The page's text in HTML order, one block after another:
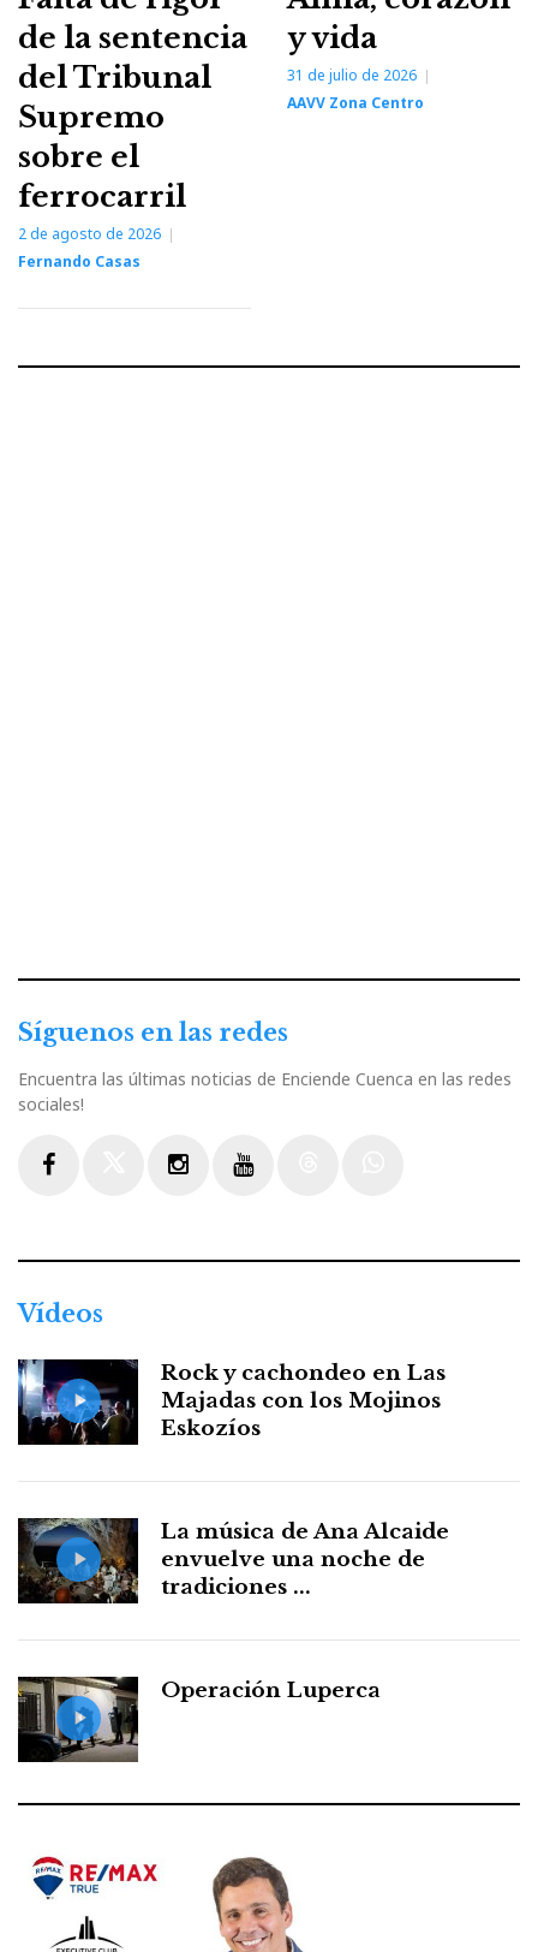
de la sentencia
del Tribunal
Supremo
sobre el
ferrocarril
2 de agosto de 2026
Fernando Casas
y vida
31 de julio de 2026
AAVV Zona Centro
Síguenos en las redes
Encuentra las últimas noticias de Enciende Cuenca en las redes
sociales!
Vídeos
Rock y cachondeo en Las
Majadas con los Mojinos
Eskozíos
La música de Ana Alcaide
envuelve una noche de
tradiciones ...
Operación Luperca